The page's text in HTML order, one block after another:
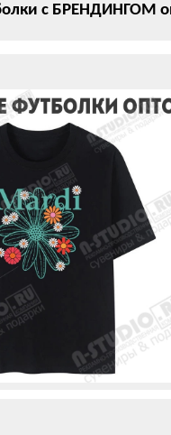
с БРЕНДИНГОМ